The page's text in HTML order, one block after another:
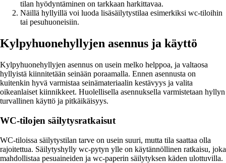
tilan hyödyntäminen on tarkkaan harkittavaa.
Näillä hyllyillä voi luoda lisäsäilytystilaa esimerkiksi wc-tiloihin
tai pesuhuoneisiin.
Kylpyhuonehyllyjen asennus ja käyttö
Kylpyhuonehyllyjen asennus on usein melko helppoa, ja valtaosa
hyllyistä kiinnitetään seinään poraamalla. Ennen asennusta on
kuitenkin hyvä varmistaa seinämateriaalin kestävyys ja valita
oikeanlaiset kiinnikkeet. Huolellisella asennuksella varmistetaan hyllyn
turvallinen käyttö ja pitkäikäisyys.
WC-tilojen säilytysratkaisut
WC-tiloissa säilytystilan tarve on usein suuri, mutta tila saattaa olla
rajoitettua. Säilytyshylly wc-pytyn ylle on käytännöllinen ratkaisu, joka
mahdollistaa pesuaineiden ja wc-paperin säilytyksen käden ulottuvilla.